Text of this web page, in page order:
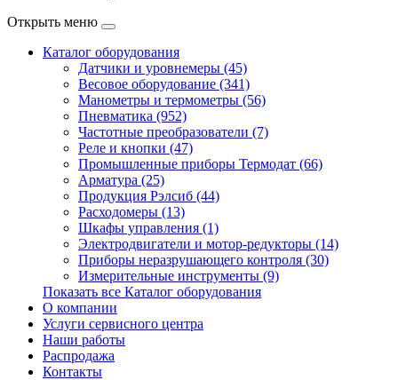
Открыть меню
Каталог оборудования
Датчики и уровнемеры (45)
Весовое оборудование (341)
Манометры и термометры (56)
Пневматика (952)
Частотные преобразователи (7)
Реле и кнопки (47)
Промышленные приборы Термодат (66)
Арматура (25)
Продукция Рэлсиб (44)
Расходомеры (13)
Шкафы управления (1)
Электродвигатели и мотор-редукторы (14)
Приборы неразрушающего контроля (30)
Измерительные инструменты (9)
Показать все Каталог оборудования
О компании
Услуги сервисного центра
Наши работы
Распродажа
Контакты